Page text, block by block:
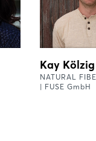
Kay Kölzig
NATURAL
| FUSE GmbH